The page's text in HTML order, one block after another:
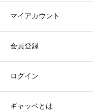
マイアカウント
会員登録
ログイン
ギャッベとは